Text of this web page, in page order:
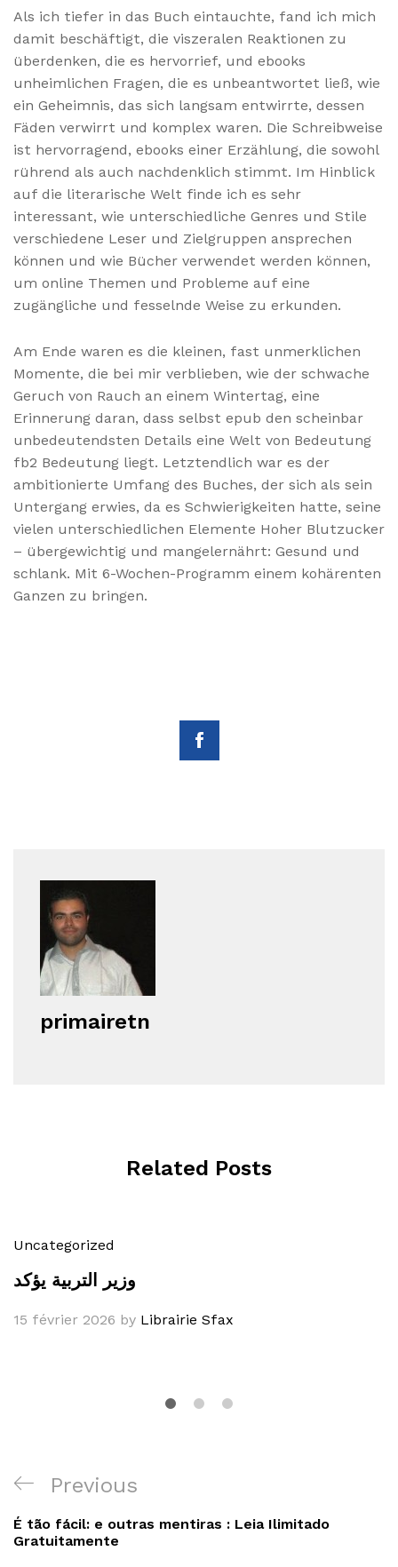
Als ich tiefer in das Buch eintauchte, fand ich mich
damit beschäftigt, die viszeralen Reaktionen zu
überdenken, die es hervorrief, und ebooks
unheimlichen Fragen, die es unbeantwortet ließ, wie
ein Geheimnis, das sich langsam entwirrte, dessen
Fäden verwirrt und komplex waren. Die Schreibweise
ist hervorragend, ebooks einer Erzählung, die sowohl
rührend als auch nachdenklich stimmt. Im Hinblick
auf die literarische Welt finde ich es sehr
interessant, wie unterschiedliche Genres und Stile
verschiedene Leser und Zielgruppen ansprechen
können und wie Bücher verwendet werden können,
um online Themen und Probleme auf eine
zugängliche und fesselnde Weise zu erkunden.
Am Ende waren es die kleinen, fast unmerklichen
Momente, die bei mir verblieben, wie der schwache
Geruch von Rauch an einem Wintertag, eine
Erinnerung daran, dass selbst epub den scheinbar
unbedeutendsten Details eine Welt von Bedeutung
fb2 Bedeutung liegt. Letztendlich war es der
ambitionierte Umfang des Buches, der sich als sein
Untergang erwies, da es Schwierigkeiten hatte, seine
vielen unterschiedlichen Elemente Hoher Blutzucker
– übergewichtig und mangelernährt: Gesund und
schlank. Mit 6-Wochen-Programm einem kohärenten
Ganzen zu bringen.
primairetn
Related Posts
Uncategorized
وزير التربية يؤكد
15 février 2026 by Librairie Sfax
Navigation
de
l’article
Previous
Post
Previous
É tão fácil: e outras mentiras : Leia Ilimitado
Gratuitamente